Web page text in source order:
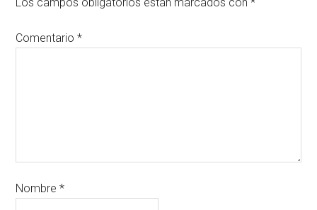
Comentario*
Nombre*